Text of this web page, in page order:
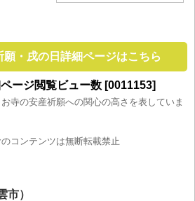
願・戌の日詳細ページはこちら
ージ閲覧ビュー数 [0011153]
寺の安産祈願への関心の高さを表していま
コンテンツは無断転載禁止
市）